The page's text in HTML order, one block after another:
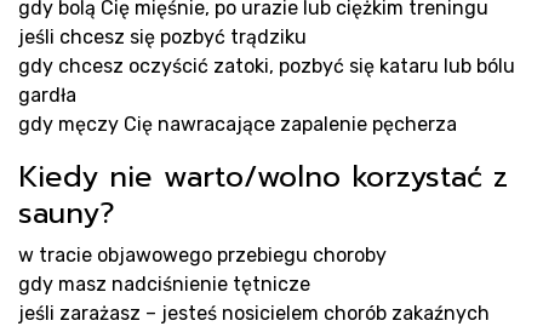
gdy bolą Cię mięśnie, po urazie lub ciężkim treningu
jeśli chcesz się pozbyć trądziku
gdy chcesz oczyścić zatoki, pozbyć się kataru lub bólu
gardła
gdy męczy Cię nawracające zapalenie pęcherza
Kiedy nie warto/wolno korzystać z
sauny?
w tracie objawowego przebiegu choroby
gdy masz nadciśnienie tętnicze
jeśli zarażasz – jesteś nosicielem chorób zakaźnych